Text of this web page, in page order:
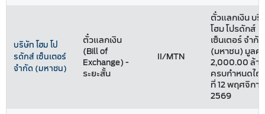
บริษัท โฮม โป
รดักส์ เซ็นเตอร์
จำกัด (มหาชน)
ตั๋วแลกเงิน
(Bill of
Exchange) -
ระยะสั้น
II/MTN
ตั๋วแลกเงิน บ
โฮม โปรดักส์
เซ็นเตอร์ จำกัด
(มหาชน) มูลค่า
2,000.00 ล้า
ครบกำหนดไถ่
ที่ 12 พฤศจิกา
2569